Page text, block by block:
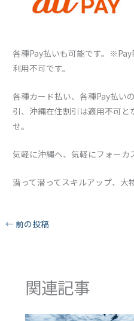
各種Pay払いも可能です。
利用不可です。
各種カード払い、各種Pay払い
引、沖縄在住割引は適用不可と
せ。
気軽に沖縄へ、気軽にフォーカ
潜って潜ってスキルアップ、大
←前の投稿
関連記事